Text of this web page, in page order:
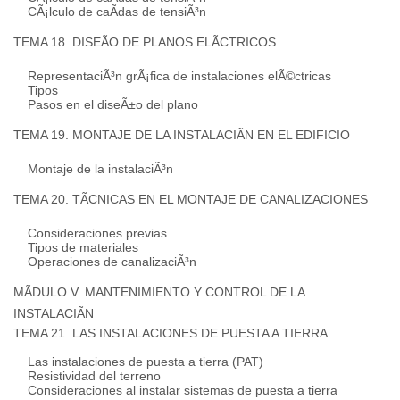
CÃ¡lculo de caÃ­das de tensiÃ³n
TEMA 18. DISEÃO DE PLANOS ELÃCTRICOS
RepresentaciÃ³n grÃ¡fica de instalaciones elÃ©ctricas
Tipos
Pasos en el diseÃ±o del plano
TEMA 19. MONTAJE DE LA INSTALACIÃN EN EL EDIFICIO
Montaje de la instalaciÃ³n
TEMA 20. TÃCNICAS EN EL MONTAJE DE CANALIZACIONES
Consideraciones previas
Tipos de materiales
Operaciones de canalizaciÃ³n
MÃDULO V. MANTENIMIENTO Y CONTROL DE LA
INSTALACIÃN
TEMA 21. LAS INSTALACIONES DE PUESTA A TIERRA
Las instalaciones de puesta a tierra (PAT)
Resistividad del terreno
Consideraciones al instalar sistemas de puesta a tierra